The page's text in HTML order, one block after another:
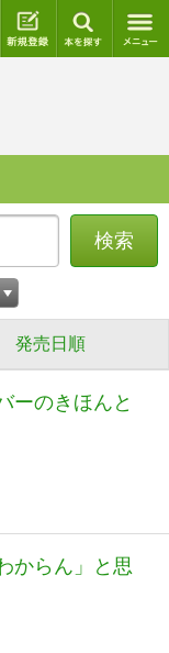
ログイン 新規登録
検索
発売日順
ーのきほんと
からん」と思